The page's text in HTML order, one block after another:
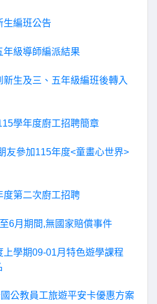
生編班公告
年級導師編派結果
生及三、五年級編班後轉入
學年度廚工招聘簡章
友參加115年度<童畫心世界>
度第二次廚工招聘
6月期間,無國家賠償事件
學期09-01月特色遊學課程
公教員工旅遊平安卡優惠方案